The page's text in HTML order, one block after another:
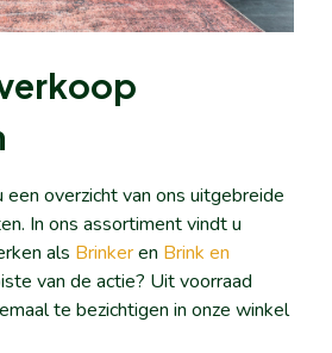
overzicht van ons uitgebreide
In ons assortiment vindt u
als Brinkeren Brink en
van de actie? Uit voorraad
te bezichtigen in onze winkel